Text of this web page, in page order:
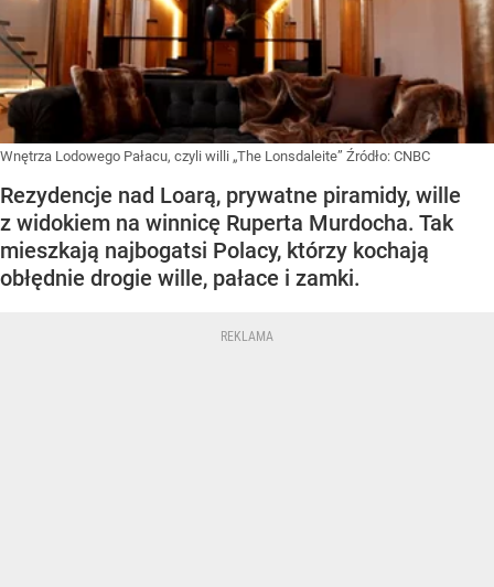
Wnętrza Lodowego Pałacu, czyli willi „The Lonsdaleite” Źródło: CNBC
Rezydencje nad Loarą, prywatne piramidy, wille
z widokiem na winnicę Ruperta Murdocha. Tak
mieszkają najbogatsi Polacy, którzy kochają
obłędnie drogie wille, pałace i zamki.